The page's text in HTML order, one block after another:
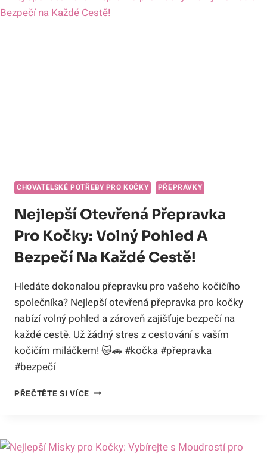
TIPY
NA
CHOVATELSKÉ POTŘEBY PRO KOČKY PŘEPRAVKY
Nejlepší Otevřená Přepravka
Pro Kočky: Volný Pohled A
Bezpečí Na Každé Cestě!
Hledáte dokonalou přepravku pro vašeho kočičího
společníka? Nejlepší otevřená přepravka pro kočky
nabízí volný pohled a zároveň zajišťuje bezpečí na
každé cestě. Už žádný stres z cestování s vaším
kočičím miláčkem! 🐱🚗 #kočka #přepravka
#bezpečí
PŘEČTĚTE SI VÍCENEJLEPŠÍ
KOČKY: